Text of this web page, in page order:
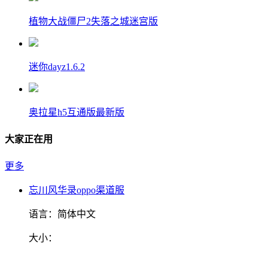
植物大战僵尸2失落之城迷宫版
迷你dayz1.6.2
奥拉星h5互通版最新版
大家正在用
更多
忘川风华录oppo渠道服
语言： 简体中文
大小：